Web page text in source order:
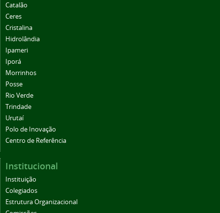
Catalão
Ceres
Cristalina
Hidrolândia
Ipameri
Iporá
Morrinhos
Posse
Rio Verde
Trindade
Urutaí
Polo de Inovação
Centro de Referência
Institucional
Instituição
Colegiados
Estrutura Organizacional